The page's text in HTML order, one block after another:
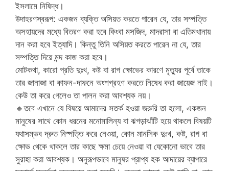
ইসলামে নিষিদ্ধ।
উদাহরণস্বরূপ: একজন ব্যক্তি অসিয়ত করতে পারেন যে, তার সম্পত্তি
অসহায়দের মধ্যে বিতরণ করা হবে কিংবা মসজিদ, মাদরাসা বা এতিমখানায়
দান করা হবে ইত্যাদি। কিন্তু তিনি অসিয়ত করতে পারেন না যে, তার
সম্পত্তি দিয়ে মন্দ কাজ করা হবে।
মোটকথা, কারো প্রতি দুঃখ, কষ্ট বা রাগ ক্ষোভের কারণে মৃত্যুর পূর্বে তাকে
তার জানাজা বা কাফন-দাফনে অংশগ্রহণ করতে নিষেধ করা জায়েজ নাই।
কেউ তা করে গেলেও তা পালন করা আবশ্যক নয়।
🔸তবে এখানে যে বিষয়ে‌ আমাদের সতর্ক হওয়া জরুরি তা হলো, একজন
মানুষের সাথে কোন ধরনের মনোমালিন্য বা ঝগড়াঝাঁটি হয়ে থাকলে বিষয়টি
যথাসম্ভব দ্রুত নিষ্পত্তি করে নেওয়া, কোন মানসিক দুঃখ, কষ্ট, রাগ বা
ক্ষোভ থেকে থাকলে তার কাছে ক্ষমা চেয়ে নেওয়া বা যেকোনো ভাবে তার
সুরাহা করা আবশ্যক। অনুরূপভাবে মানুষর প্রাপ্য হক আদায়ের ব্যাপারে